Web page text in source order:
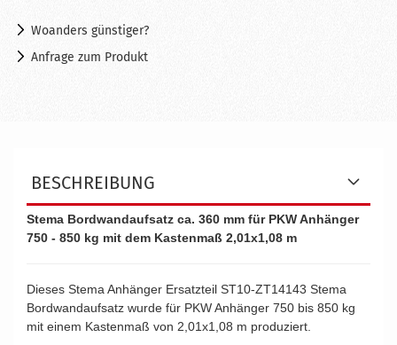
Woanders günstiger?
Anfrage zum Produkt
BESCHREIBUNG
Stema Bordwandaufsatz ca. 360 mm für PKW Anhänger
750 - 850 kg mit dem Kastenmaß 2,01x1,08 m
Dieses Stema Anhänger Ersatzteil ST10-ZT14143 Stema
Bordwandaufsatz wurde für PKW Anhänger 750 bis 850 kg
mit einem Kastenmaß von 2,01x1,08 m produziert.